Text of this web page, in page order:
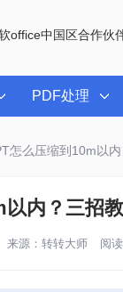
office中国区合作伙
PDF处理
怎么压缩到10m以内
内？三招
来源： 转转大师 阅